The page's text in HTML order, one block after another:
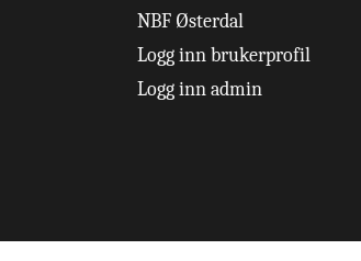
NBF Østerdal
Logg inn brukerprofil
Logg inn admin